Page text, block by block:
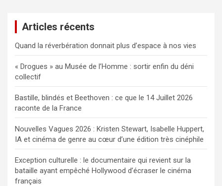
Articles récents
Quand la réverbération donnait plus d’espace à nos vies
« Drogues » au Musée de l’Homme : sortir enfin du déni
collectif
Bastille, blindés et Beethoven : ce que le 14 Juillet 2026
raconte de la France
Nouvelles Vagues 2026 : Kristen Stewart, Isabelle Huppert,
IA et cinéma de genre au cœur d’une édition très cinéphile
Exception culturelle : le documentaire qui revient sur la
bataille ayant empêché Hollywood d’écraser le cinéma
français